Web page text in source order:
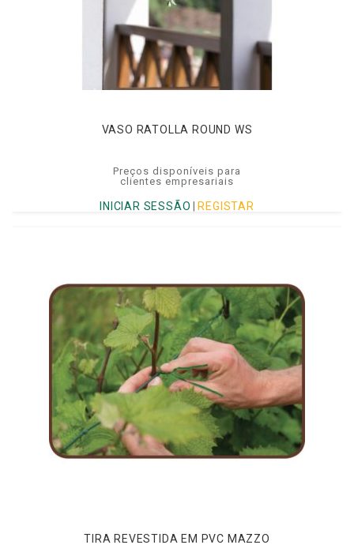
VASO RATOLLA ROUND WS
Preços disponíveis para
clientes empresariais
INICIAR SESSÃO |REGISTAR
TIRA REVESTIDA EM PVC MAZZO